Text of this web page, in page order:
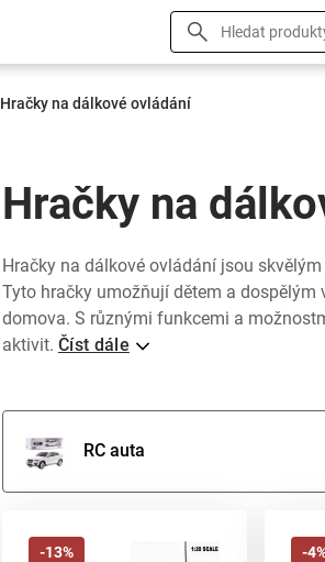
Hračky na dálkové ovládání
Hračky na
Hračky na dálkové ovládání jsou
Tyto hračky umožňují dětem a
domova. S různými funkcemi a
aktivit. Číst dále
RC auta
-13% -